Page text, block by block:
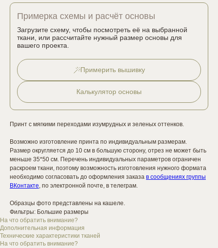
Примерка схемы и расчёт основы
Загрузите схему, чтобы посмотреть её на выбранной
ткани, или рассчитайте нужный размер основы для
вашего проекта.
Примерить вышивку
Калькулятор основы
Принт с мягкими переходами изумрудных и зеленых оттенков.
Возможно изготовление принта по индивидуальным размерам.
Размер округляется до 10 см в большую сторону, отрез не может быть
меньше 35*50 см. Перечень индивидуальных параметров ограничен
раскроем ткани, поэтому возможность изготовления нужного формата
необходимо согласовать до оформления заказа в сообщениях группы
ВКонтакте, по электронной почте, в телеграм.
Образцы фото представлены на кашеле.
Фильтры: Большие размеры
На что обратить внимание?
Дополнительная информация
Технические характеристики тканей
На что обратить внимание?